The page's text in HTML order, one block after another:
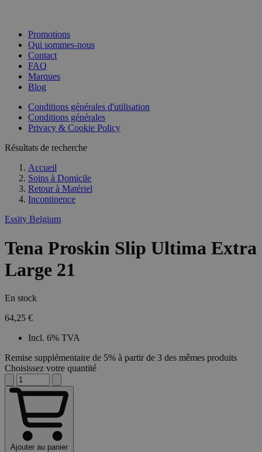
Promotions
Qui sommes-nous
Contact
FAQ
Marques
Blog
Conditions générales d'utilisation
Conditions générales
Privacy & Cookie Policy
Résultats de recherche
Accueil
Soins à Domicile
Retour à Matériel
Incontinence
Essity Belgium
Tena Proskin Slip Ultima Extra
Large 21
En stock
64,25 €
Incl. 6% TVA
Remise supplémentaire de 5% à partir de 3 des mêmes produits
Choisissez votre quantité
Ajouter au panier